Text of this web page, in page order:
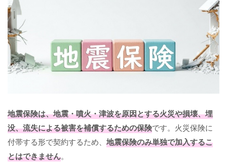
地震保険は、地震・噴火・津波を原因とする火災や損壊、埋
没、流失による被害を補償するための保険です。火災保険に
付帯する形で契約するため、 地震保険のみ単独で加入するこ
とはできません。